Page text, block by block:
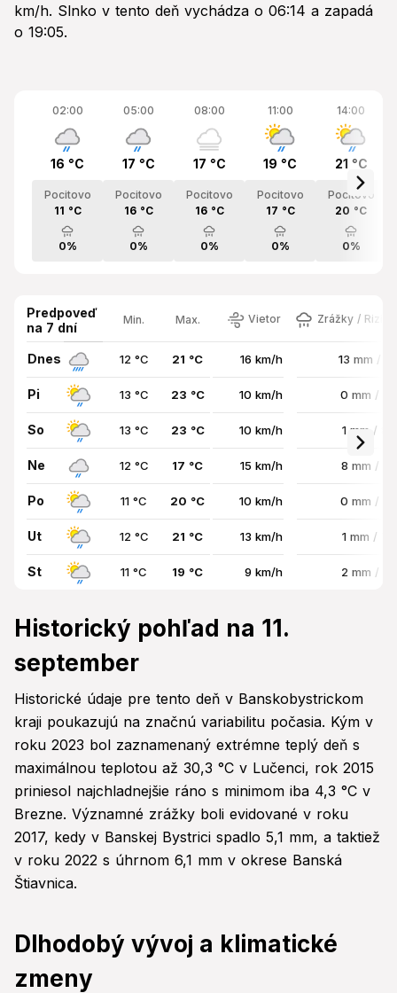
km/h. Slnko v tento deň vychádza o 06:14 a zapadá
o 19:05.
02:00
16 °C
Pocitovo
11 °C
0%
05:00
17 °C
Pocitovo
16 °C
0%
08:00
17 °C
Pocitovo
16 °C
0%
11:00
19 °C
Pocitovo
17 °C
0%
14:00
21 °C
Pocitovo
20 °C
0%
Predpoveď
na 7 dní
Min. Max. Vietor Zrážky /
Dnes 12 °C 21 °C 16 km/h 13 mm /
Pi 13 °C 23 °C 10 km/h 0 mm /
So 13 °C 23 °C 10 km/h 1 mm /
Ne 12 °C 17 °C 15 km/h 8 mm /
Po 11 °C 20 °C 10 km/h 0 mm /
Ut 12 °C 21 °C 13 km/h 1 mm /
St 11 °C 19 °C 9 km/h 2 mm /
Historický pohľad na 11.
september
Historické údaje pre tento deň v Banskobystrickom
kraji poukazujú na značnú variabilitu počasia. Kým v
roku 2023 bol zaznamenaný extrémne teplý deň s
maximálnou teplotou až 30,3 °C v Lučenci, rok 2015
priniesol najchladnejšie ráno s minimom iba 4,3 °C v
Brezne. Významné zrážky boli evidované v roku
2017, kedy v Banskej Bystrici spadlo 5,1 mm, a taktiež
v roku 2022 s úhrnom 6,1 mm v okrese Banská
Štiavnica.
Dlhodobý vývoj a klimatické
zmeny